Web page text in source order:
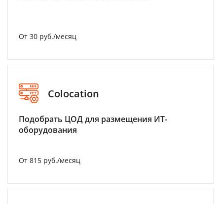
От 30 руб./месяц
Colocation
Подобрать ЦОД для размещения ИТ-
оборудования
От 815 руб./месяц